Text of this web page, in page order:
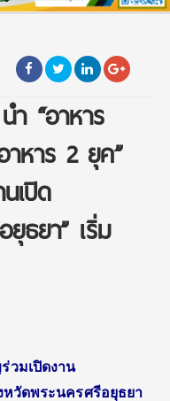
ำ “อาหาร
หาร 2 ยุค”
เปิด
ธยา” เริ่ม
วมเปิดงาน
หวัดพระนครศรีอยุธยา